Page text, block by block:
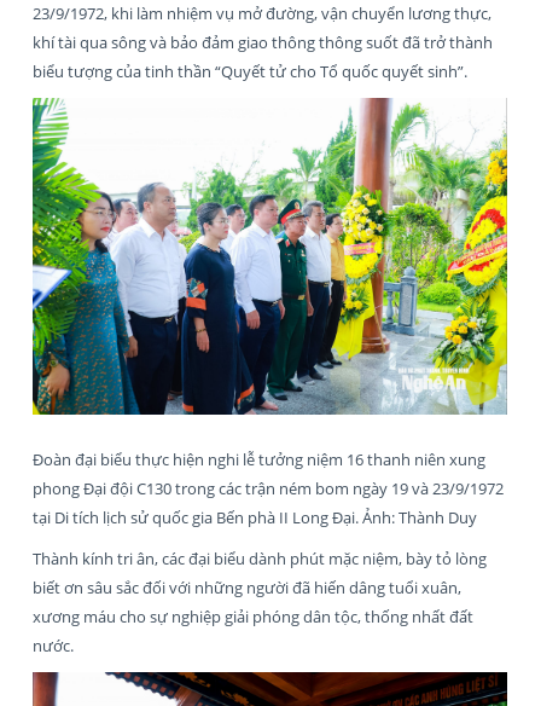
23/9/1972, khi làm nhiệm vụ mở đường, vận chuyển lương thực,
khí tài qua sông và bảo đảm giao thông thông suốt đã trở thành
biểu tượng của tinh thần “Quyết tử cho Tổ quốc quyết sinh”.
Đoàn đại biểu thực hiện nghi lễ tưởng niệm 16 thanh niên xung
phong Đại đội C130 trong các trận ném bom ngày 19 và 23/9/1972
tại Di tích lịch sử quốc gia Bến phà II Long Đại. Ảnh: Thành Duy
Thành kính tri ân, các đại biểu dành phút mặc niệm, bày tỏ lòng
biết ơn sâu sắc đối với những người đã hiến dâng tuổi xuân,
xương máu cho sự nghiệp giải phóng dân tộc, thống nhất đất
nước.